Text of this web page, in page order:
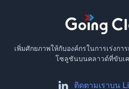
เพิ่มศักยภาพให้กับองค์กรในการเร่งก
โซลูชันบนคลาวด์ที่ขับเ
ติดตามเราบน